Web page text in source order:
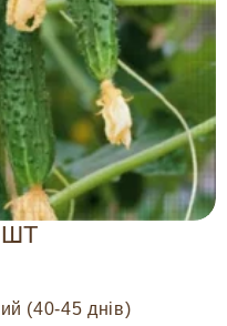
ШТ
(40-45 днів)